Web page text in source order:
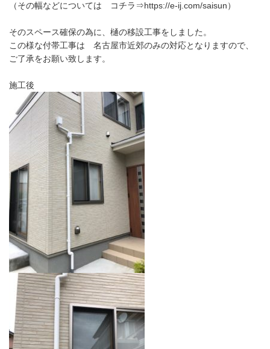
（その幅などについては コチラ⇒https://e-ij.com/saisun）
そのスペース確保の為に、樋の移設工事をしました。
この様な付帯工事は 名古屋市近郊のみの対応となりますので、
ご了承をお願い致します。
施工後